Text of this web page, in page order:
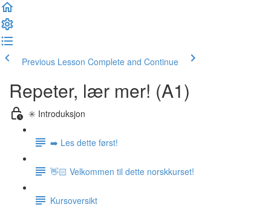
Previous Lesson Complete and Continue
Repeter, lær mer! (A1)
✳️ Introduksjon
➡️ Les dette først!
👋🏻 Velkommen til dette norskkurset!
Kursoversikt